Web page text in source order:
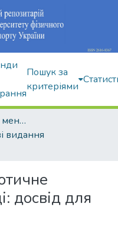
Пошук за
критеріями
Факультет спорту та менеджменту
видання
досвід для